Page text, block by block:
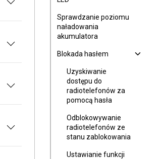
Sprawdzanie poziomu
naładowania
akumulatora
Blokada hasłem
Uzyskiwanie
dostępu do
radiotelefonów za
pomocą hasła
Odblokowywanie
radiotelefonów ze
stanu zablokowania
Ustawianie funkcji